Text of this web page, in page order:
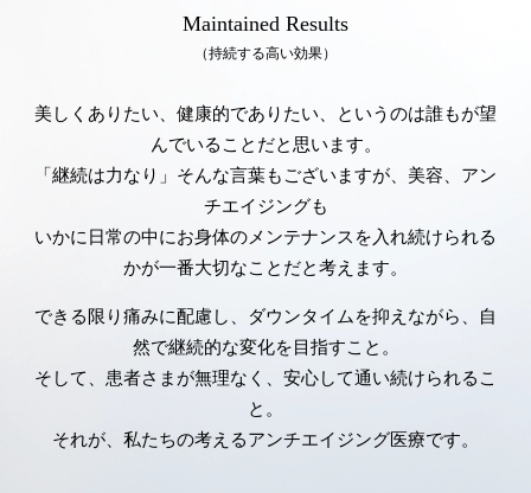
Maintained Results
（持続する高い効果）
美しくありたい、健康的でありたい、というのは誰もが望
んでいることだと思います。
「継続は力なり」そんな言葉もございますが、美容、アン
チエイジングも
いかに日常の中にお身体のメンテナンスを入れ続けられる
かが一番大切なことだと考えます。
できる限り痛みに配慮し、ダウンタイムを抑えながら、自
然で継続的な変化を目指すこと。
そして、患者さまが無理なく、安心して通い続けられるこ
と。
それが、私たちの考えるアンチエイジング医療です。